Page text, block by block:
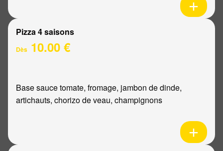
Pizza 4 saisons
Dès 10.00 €
Base sauce tomate, fromage, jambon de dinde,
artichauts, chorizo de veau, champignons